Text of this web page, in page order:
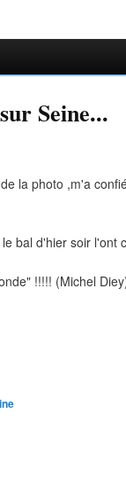
Seine...
la photo ,m'a
bal d'hier soir l'ont
!!!!! (Michel